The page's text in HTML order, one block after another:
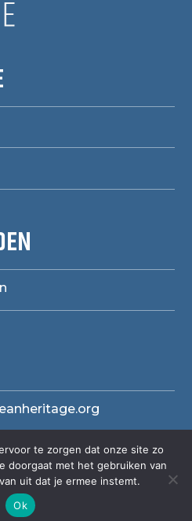
te zorgen dat onze site zo
doorgaat met het gebruiken van
uit dat je ermee instemt.
Ok